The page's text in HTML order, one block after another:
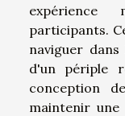
participants.
naviguer
d'un périple
conception
maintenir une